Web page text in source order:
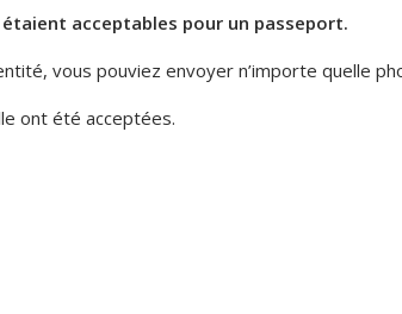
acceptables pour un passeport.
vous pouviez envoyer n’importe quelle
ont été acceptées.